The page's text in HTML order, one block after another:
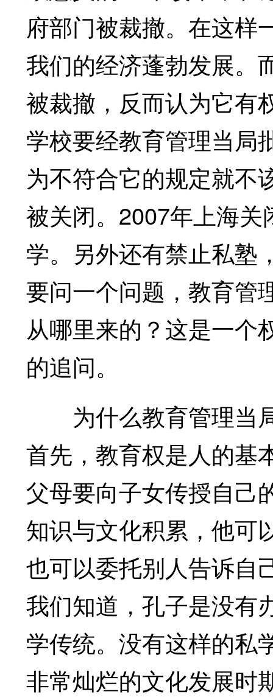
府部门被裁撤。在这样
我们的经济蓬勃发展。
被裁撤，反而认为它有
学校要经教育管理当局
为不符合它的规定就不
被关闭。2007年上海
学。另外还有禁止私塾
要问一个问题，教育管
从哪里来的？这是一个
的追问。
为什么教育管理当
首先，教育权是人的基
父母要向子女传授自己
知识与文化积累，他可
也可以委托别人告诉自
我们知道，孔子是没有
学传统。没有这样的私
非常灿烂的文化发展时